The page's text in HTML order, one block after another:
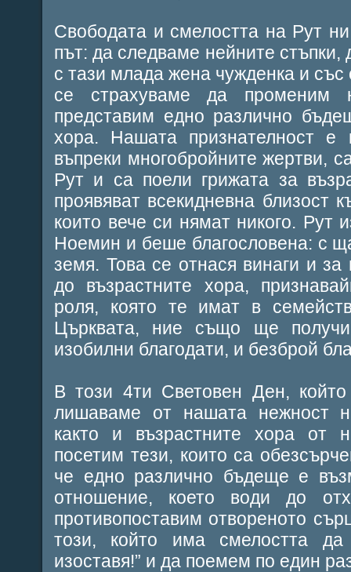
Свободата и смелостта на Рут
път: да следваме нейните стъпки,
с тази млада жена чужденка и
се страхуваме да
представим едно различно
хора. Нашата признателност е
въпреки многобройните жертви,
Рут и са поели грижата за
проявяват всекидневна близост
които вече си нямат никого. Рут
Ноемин и беше благословена: с
земя. Това се отнася винаги и за
до възрастните хора,
роля, която те имат в
Църквата, ние също ще
изобилни благодати, и безброй
В този 4ти Световен Ден,
лишаваме от нашата нежност
както и възрастните хора от
посетим тези, които са
че едно различно бъдеще е
отношение, което води до
противопоставим отвореното
този, който има смелостта
изоставя!” и да поемем по един